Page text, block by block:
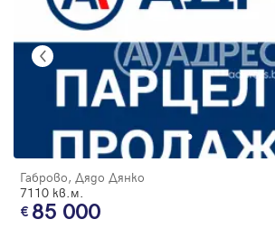
Габрово, Дядо Дянко
7110 кв.м.
85 000